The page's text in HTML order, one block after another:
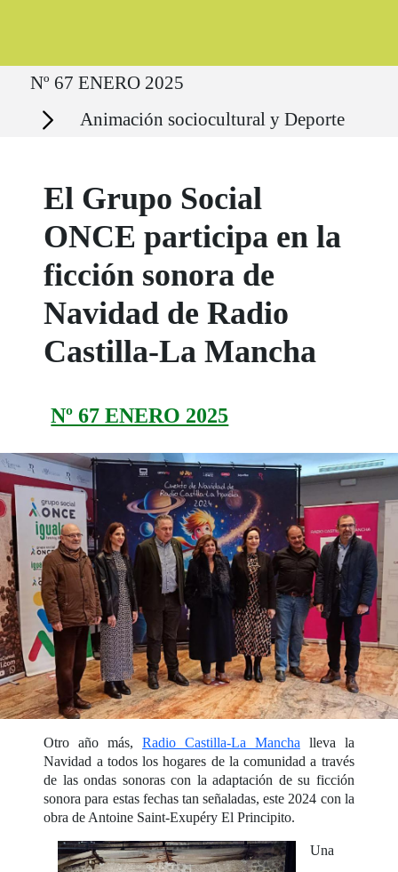
Ruta del sitio
Nº 67 ENERO 2025
Secciones Animación sociocultural y Deporte
El Grupo Social
ONCE participa en la
ficción sonora de
Navidad de Radio
Castilla-La Mancha
Nº 67 ENERO 2025
Otro año más,Radio Castilla-La Mancha lleva la
Navidad a todos los hogares de la comunidad a través
de las ondas sonoras con la adaptación de su ficción
sonora para estas fechas tan señaladas, este 2024 con la
obra de Antoine Saint-Exupéry El Principito.
Una